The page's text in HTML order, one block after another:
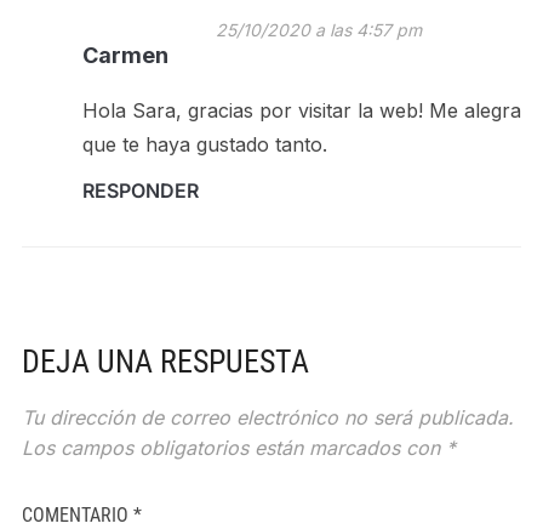
Carmen
25/10/2020 a las 4:57 pm
Hola Sara, gracias por visitar la web! Me alegra
que te haya gustado tanto.
RESPONDER
DEJA UNA RESPUESTA
Tu dirección de correo electrónico no será publicada.
Los campos obligatorios están marcados con *
COMENTARIO *